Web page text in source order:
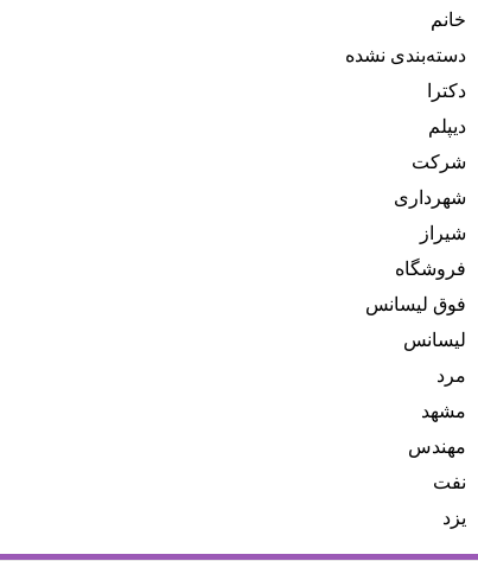
خانم
دسته‌بندی نشده
دکترا
دیپلم
شرکت
شهرداری
شیراز
فروشگاه
فوق لیسانس
لیسانس
مرد
مشهد
مهندس
نفت
یزد